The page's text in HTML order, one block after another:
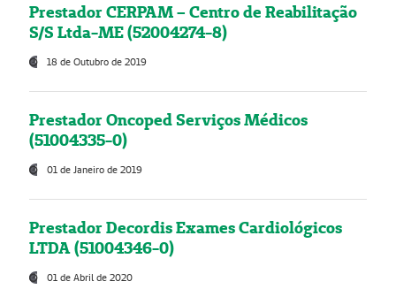
Prestador CERPAM – Centro de Reabilitação
S/S Ltda-ME (52004274-8)
18 de Outubro de 2019
Prestador Oncoped Serviços Médicos
(51004335-0)
01 de Janeiro de 2019
Prestador Decordis Exames Cardiológicos
LTDA (51004346-0)
01 de Abril de 2020